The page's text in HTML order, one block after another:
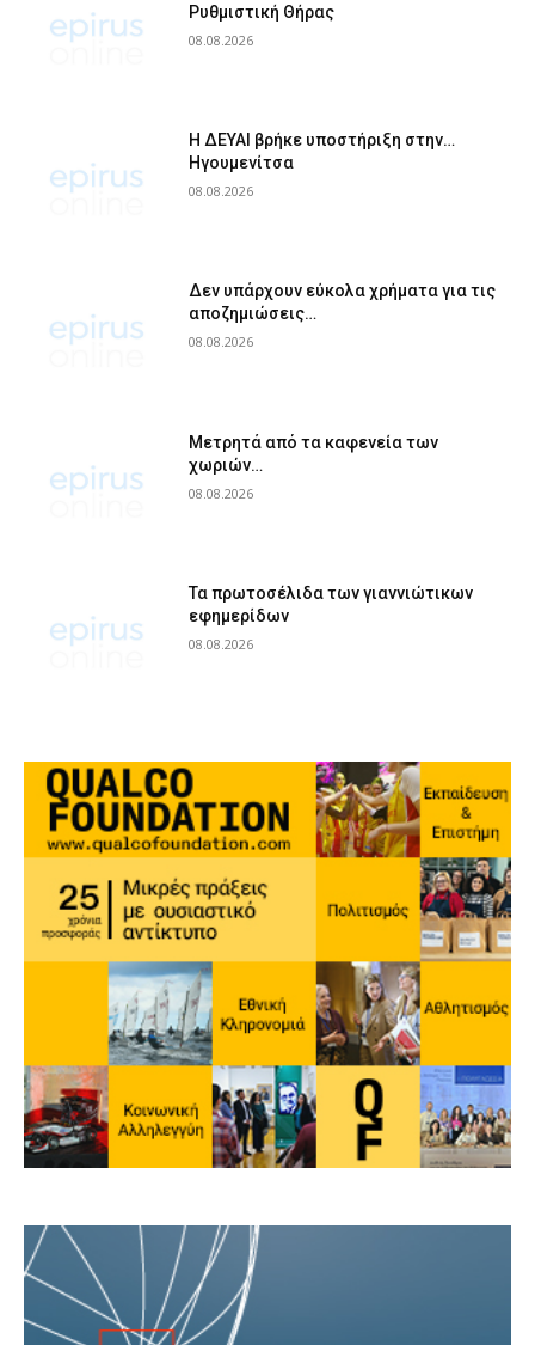
Ρυθμιστική Θήρας
08.08.2026
Η ΔΕΥΑΙ βρήκε υποστήριξη στην…
Ηγουμενίτσα
08.08.2026
Δεν υπάρχουν εύκολα χρήματα για τις
αποζημιώσεις…
08.08.2026
Μετρητά από τα καφενεία των
χωριών…
08.08.2026
Τα πρωτοσέλιδα των γιαννιώτικων
εφημερίδων
08.08.2026